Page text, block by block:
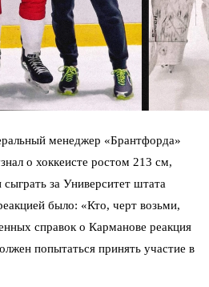
менеджер «Брантфорда»
о хоккеисте ростом 213 см,
за Университет штата
было: «Кто, черт возьми,
справок о Карманове реакция
попытаться принять участие в